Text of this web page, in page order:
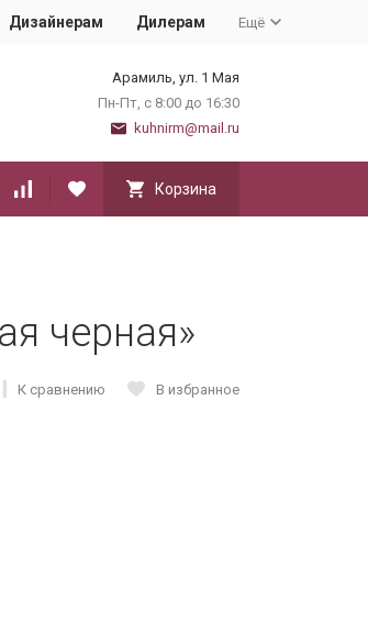
Дизайнерам Дилерам Ещё
Арамиль, ул. 1 Мая
Пн-Пт, с 8:00 до 16:30
kuhnirm@mail.ru
Корзина
черная»
К сравнению В избранное